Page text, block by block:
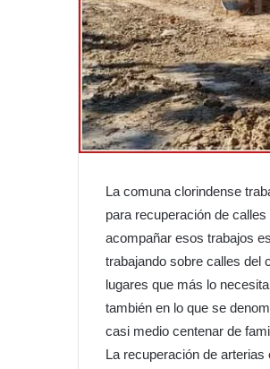
La comuna clorindense
para recuperación de
acompañar esos trabajos
trabajando sobre calles del
lugares que más lo
también en lo que se
casi medio centenar de
La recuperación de